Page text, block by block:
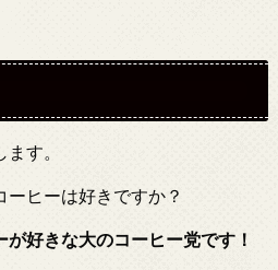
す。
ヒーは好きですか？
好きな大のコーヒー党です！